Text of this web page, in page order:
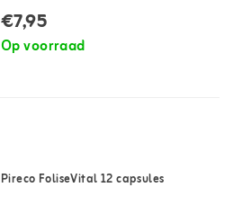
€7,95
Op voorraad
Pireco FoliseVital 12 capsules